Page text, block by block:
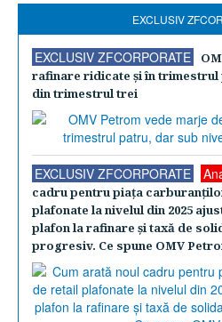
EXCLUSIV
EXCLUSIV ZFCORPORATE
rafinare ridicate şi în trimestrul
din trimestrul trei
EXCLUSIV ZFCORPORATE
cadru pentru piaţa
plafonate la nivelul din 2025
plafon la rafinare şi taxă de
progresiv. Ce spune OMV